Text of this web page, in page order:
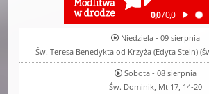
Niedziela - 09 sierpnia
Św. Teresa Benedykta od Krzyża (Edyta Stein)
Sobota - 08 sierpnia
Św. Dominik, Mt 17, 14-20